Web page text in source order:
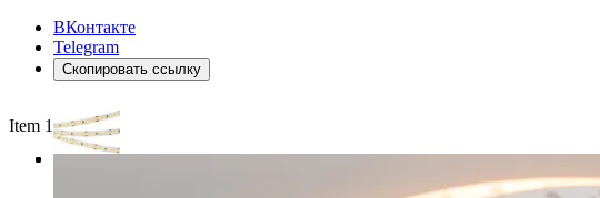
ВКонтакте
Telegram
Скопировать ссылку
Item 1 of 4